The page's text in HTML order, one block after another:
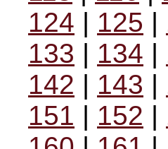
124 | 125 |
133 | 134 |
142 | 143 |
151 | 152 |